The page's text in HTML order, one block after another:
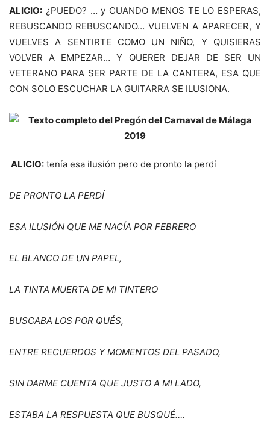
ALICIO: ¿PUEDO? … y CUANDO MENOS TE LO ESPERAS,
REBUSCANDO REBUSCANDO… VUELVEN A APARECER, Y
VUELVES A SENTIRTE COMO UN NIÑO, Y QUISIERAS
VOLVER A EMPEZAR… Y QUERER DEJAR DE SER UN
VETERANO PARA SER PARTE DE LA CANTERA, ESA QUE
CON SOLO ESCUCHAR LA GUITARRA SE ILUSIONA.
ALICIO: tenía esa ilusión pero de pronto la perdí
DE PRONTO LA PERDÍ
ESA ILUSIÓN QUE ME NACÍA POR FEBRERO
EL BLANCO DE UN PAPEL,
LA TINTA MUERTA DE MI TINTERO
BUSCABA LOS POR QUÉS,
ENTRE RECUERDOS Y MOMENTOS DEL PASADO,
SIN DARME CUENTA QUE JUSTO A MI LADO,
ESTABA LA RESPUESTA QUE BUSQUÉ….